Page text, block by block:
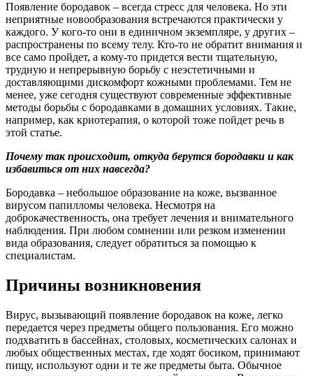
Появление бородавок – всегда стресс для человека. Но эти
неприятные новообразования встречаются практически у
каждого. У кого-то они в единичном экземпляре, у других –
распространены по всему телу. Кто-то не обратит внимания и
все само пройдет, а кому-то придется вести тщательную,
трудную и непрерывную борьбу с неэстетичными и
доставляющими дискомфорт кожными проблемами. Тем не
менее, уже сегодня существуют современные эффективные
методы борьбы с бородавками в домашних условиях. Такие,
например, как криотерапия, о которой тоже пойдет речь в
этой статье.
Почему так происходит, откуда берутся бородавки и как
избавиться от них навсегда?
Бородавка – небольшое образование на коже, вызванное
вирусом папилломы человека. Несмотря на
доброкачественность, она требует лечения и внимательного
наблюдения. При любом сомнении или резком изменении
вида образования, следует обратиться за помощью к
специалистам.
Причины возникновения
Вирус, вызывающий появление бородавок на коже, легко
передается через предметы общего пользования. Его можно
подхватить в бассейнах, столовых, косметических салонах и
любых общественных местах, где ходят босиком, принимают
пищу, используют одни и те же предметы быта. Обычное